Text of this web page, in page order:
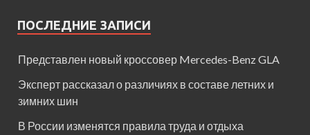
ПОСЛЕДНИЕ ЗАПИСИ
Представлен новый кроссовер Mercedes-Benz GLA
Эксперт рассказал о различиях в составе летних и
зимних шин
В России изменятся правила труда и отдыха